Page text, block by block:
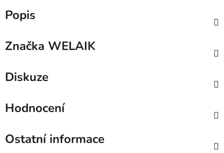
Popis
Značka WELAIK
Diskuze
Hodnocení
Ostatní informace